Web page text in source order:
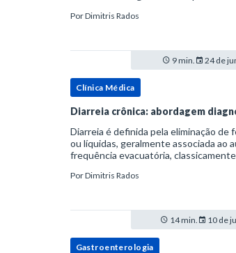
dentro do espectro da doença do
PorDimitris Rados
9 min. 24 de
Clínica Médica
Diarreia crônica: abordagem
Diarreia é definida pela eliminação de
ou líquidas, geralmente associada ao
frequência evacuatória,
prática, a consistência das fezes
PorDimitris Rados
14 min. 10 de
Gastroenterologia